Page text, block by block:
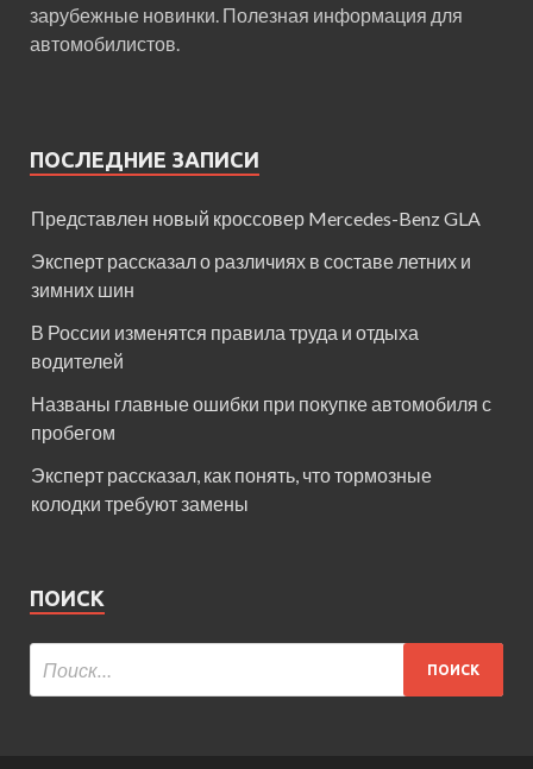
зарубежные новинки. Полезная информация для
автомобилистов.
ПОСЛЕДНИЕ ЗАПИСИ
Представлен новый кроссовер Mercedes-Benz GLA
Эксперт рассказал о различиях в составе летних и
зимних шин
В России изменятся правила труда и отдыха
водителей
Названы главные ошибки при покупке автомобиля с
пробегом
Эксперт рассказал, как понять, что тормозные
колодки требуют замены
ПОИСК